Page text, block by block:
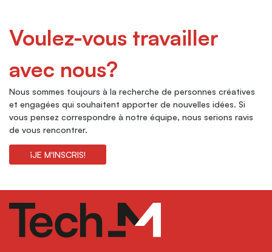
Voulez-vous travailler
avec nous?
Nous sommes toujours à la recherche de personnes créatives
et engagées qui souhaitent apporter de nouvelles idées. Si
vous pensez correspondre à notre équipe, nous serions ravis
de vous rencontrer.
¡JE M'INSCRIS!